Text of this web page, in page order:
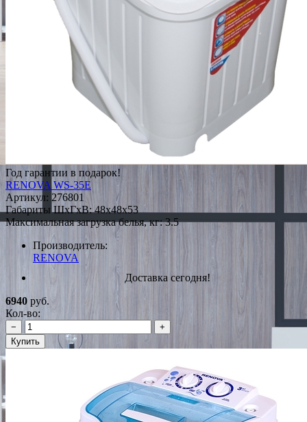
Год гарантии в подарок!
RENOVA WS-35E
Артикул: 276801
Габариты ШxГxВ: 48x48x53
Максимальная загрузка белья, кг: 3.5
Производитель:
RENOVA
Доставка сегодня!
6940 руб.
Кол-во:
−
+
Купить